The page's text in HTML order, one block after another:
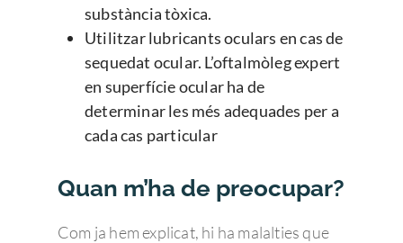
substància tòxica.
Utilitzar lubricants oculars en cas de
sequedat ocular. L’oftalmòleg expert
en superfície ocular ha de
determinar les més adequades per a
cada cas particular
Quan m’ha de preocupar?
Com ja hem explicat, hi ha malalties que